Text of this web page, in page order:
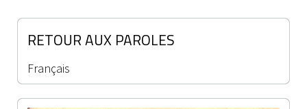
RETOUR AUX PAROLES
Français